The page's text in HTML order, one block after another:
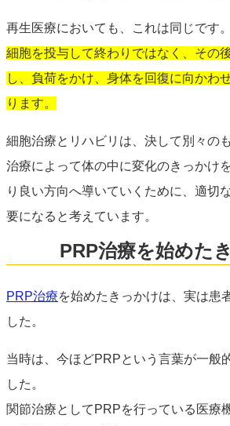
再生医療においても、これは同じです。
細胞を投与して終わりではなく、その
し、負荷をかけ、身体を回復に向かわ
ります。
細胞治療とリハビリは、決して別々の
治療によって体の中に変化のきっかけ
り良い方向へ導いていくために、適切
要になると考えています。
PRP治療を始めた
PRP治療を始めたきっかけは、実は患
した。
当時は、今ほどPRPという言葉が一般
した。
関節治療としてPRPを行っている医療